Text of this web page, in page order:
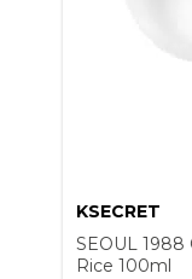
KSECRET
SEOUL 1988
Rice 100ml